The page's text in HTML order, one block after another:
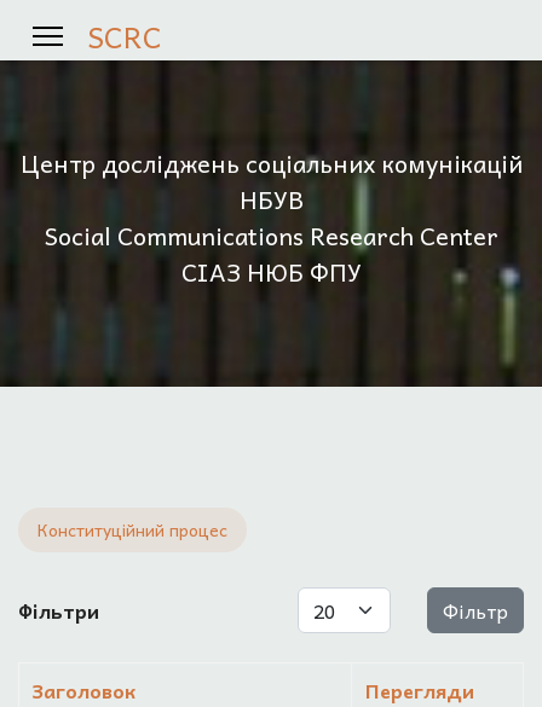
SCRC
Центр досліджень соціальних комунікацій
НБУВ
Social Communications Research Center
СІАЗ НЮБ ФПУ
Конституційний процес
Фільтри Показувати Фільтр
Заголовок
Перегляди